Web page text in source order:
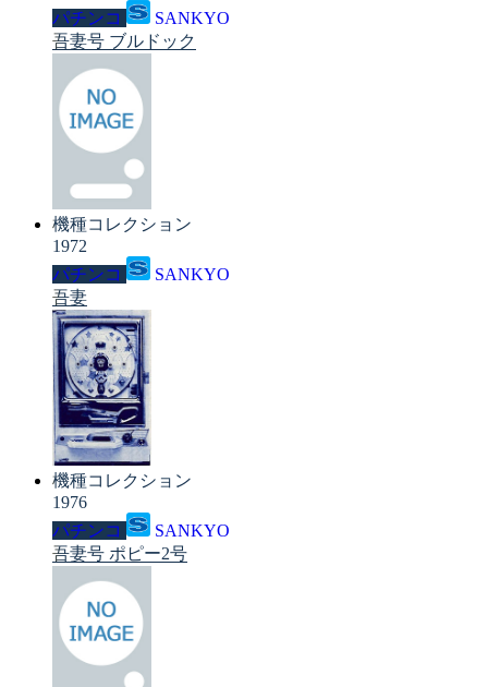
パチンコ
SANKYO
吾妻号 ブルドック
機種コレクション
1972
パチンコ
SANKYO
吾妻
機種コレクション
1976
パチンコ
SANKYO
吾妻号 ポピー2号